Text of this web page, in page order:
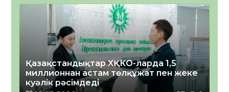
Қазақстандықтар ХҚКО-ларда 1,5
миллионнан астам төлқұжат пен жеке
куәлік рәсімдеді